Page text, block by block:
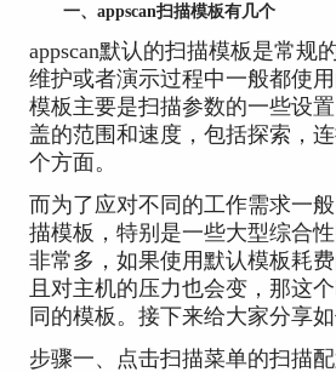
一、appscan扫描模板有几个
appscan默认的扫描模板是常规
维护或者演示过程中一般都使
模板主要是扫描参数的一些设
盖的范围和速度，包括探索，
个方面。
而为了应对不同的工作需求一
描模板，特别是一些大型综合
非常多，如果使用默认模板耗
且对主机的压力也会变，那这
同的模板。接下来给大家分享如
步骤一、点击扫描菜单的扫描